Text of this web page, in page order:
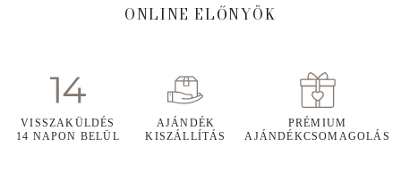
ONLINE ELŐNYÖK
VISSZAKÜLDÉS
14 NAPON BELÜL
AJÁNDÉK
KISZÁLLÍTÁS
PRÉMIUM
AJÁNDÉKCSOMAGOLÁS